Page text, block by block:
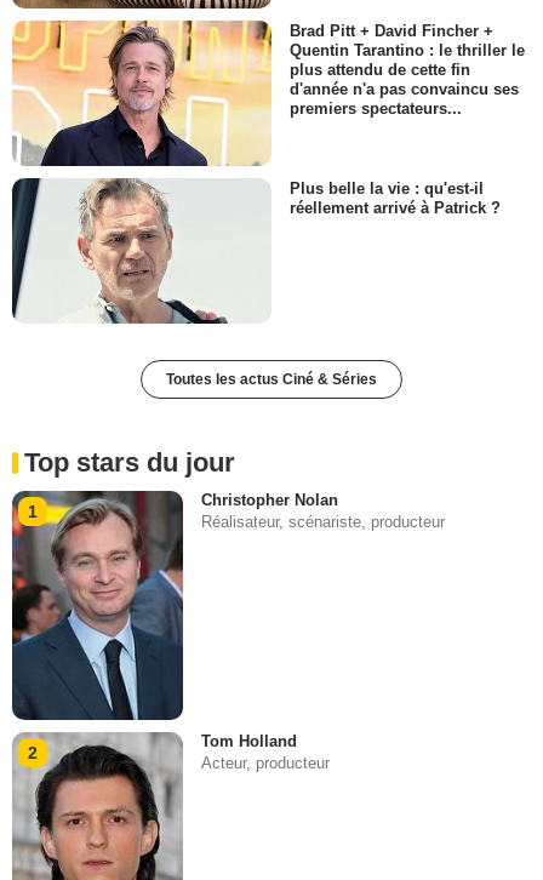
Brad Pitt + David Fincher +
Quentin Tarantino : le thriller le
plus attendu de cette fin
d'année n'a pas convaincu ses
premiers spectateurs...
Plus belle la vie : qu'est-il
réellement arrivé à Patrick ?
Toutes les actus Ciné & Séries
Top stars du jour
1
Christopher Nolan
Réalisateur, scénariste, producteur
2
Tom Holland
Acteur, producteur